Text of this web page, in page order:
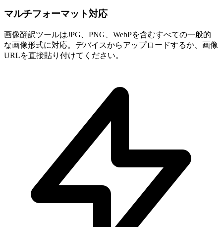
マルチフォーマット対応
画像翻訳ツールはJPG、PNG、WebPを含むすべての一般的
な画像形式に対応。デバイスからアップロードするか、画像
URLを直接貼り付けてください。